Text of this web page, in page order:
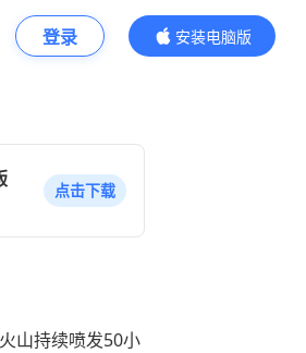
登录
安装电脑版
内容更精彩
点击下载
山持续喷发50小